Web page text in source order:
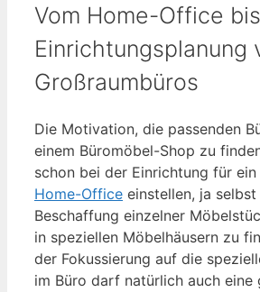
Vom Home-Office
Einrichtungsplanung
Großraumbüros
Die Motivation, die passenden
einem Büromöbel-Shop zu
schon bei der Einrichtung für
Home-Office einstellen, ja
Beschaffung einzelner
in speziellen Möbelhäusern zu
der Fokussierung auf die
im Büro darf natürlich auch eine